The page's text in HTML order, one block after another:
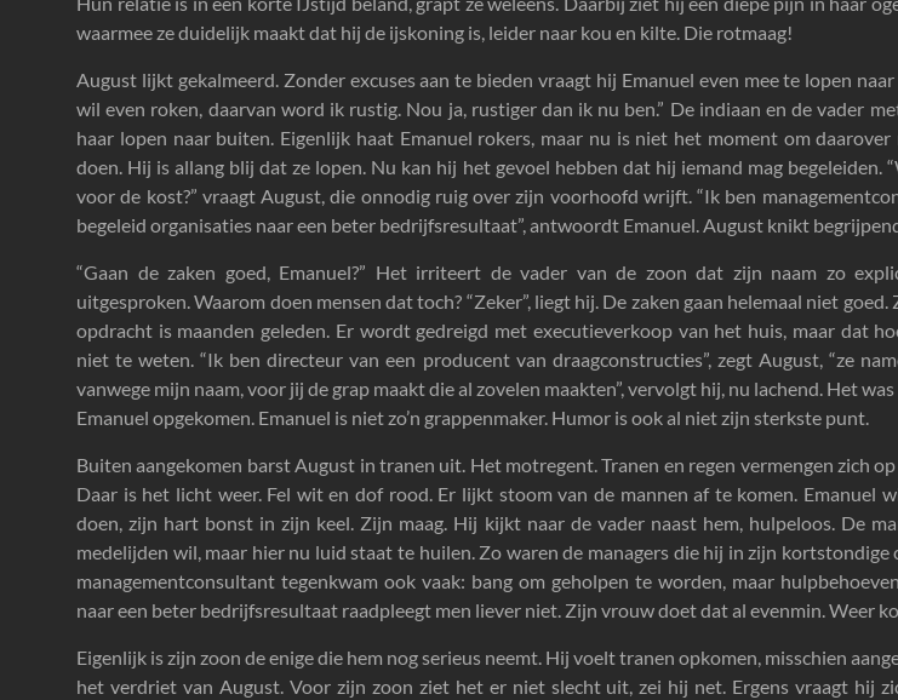
waarmee ze duidelijk maakt dat hij de ijskoning is, leider naar kou en kilte. Die rotmaag!
August lijkt gekalmeerd. Zonder excuses aan te bieden vraagt hij Emanuel even mee te lopen
wil even roken, daarvan word ik rustig. Nou ja, rustiger dan ik nu ben.” De indiaan en de vader
haar lopen naar buiten. Eigenlijk haat Emanuel rokers, maar nu is niet het moment om
doen. Hij is allang blij dat ze lopen. Nu kan hij het gevoel hebben dat hij iemand mag begeleiden.
voor de kost?” vraagt August, die onnodig ruig over zijn voorhoofd wrijft. “Ik ben
begeleid organisaties naar een beter bedrijfsresultaat”, antwoordt Emanuel. August knikt
“Gaan de zaken goed, Emanuel?” Het irriteert de vader van de zoon dat zijn naam zo
uitgesproken. Waarom doen mensen dat toch? “Zeker”, liegt hij. De zaken gaan helemaal niet goed.
opdracht is maanden geleden. Er wordt gedreigd met executieverkoop van het huis, maar dat
niet te weten. “Ik ben directeur van een producent van draagconstructies”, zegt August, “ze
vanwege mijn naam, voor jij de grap maakt die al zovelen maakten”, vervolgt hij, nu lachend. Het
Emanuel opgekomen. Emanuel is niet zo’n grappenmaker. Humor is ook al niet zijn sterkste punt.
Buiten aangekomen barst August in tranen uit. Het motregent. Tranen en regen vermengen zich
Daar is het licht weer. Fel wit en dof rood. Er lijkt stoom van de mannen af te komen. Emanuel
doen, zijn hart bonst in zijn keel. Zijn maag. Hij kijkt naar de vader naast hem, hulpeloos. De
medelijden wil, maar hier nu luid staat te huilen. Zo waren de managers die hij in zijn kortstondige
managementconsultant tegenkwam ook vaak: bang om geholpen te worden, maar
naar een beter bedrijfsresultaat raadpleegt men liever niet. Zijn vrouw doet dat al evenmin. Weer
Eigenlijk is zijn zoon de enige die hem nog serieus neemt. Hij voelt tranen opkomen, misschien
het verdriet van August. Voor zijn zoon ziet het er niet slecht uit, zei hij net. Ergens vraagt hij